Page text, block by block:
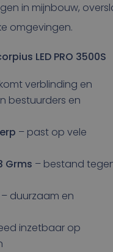
in mijnbouw,
omgevingen.
LED PRO 3500S
verblinding en
bestuurders en
– past op vele
Grms – bestand
– duurzaam en
inzetbaar op